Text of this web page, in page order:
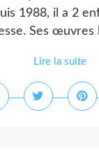
1988, il a 2
Ses œuvres
Lire la suite